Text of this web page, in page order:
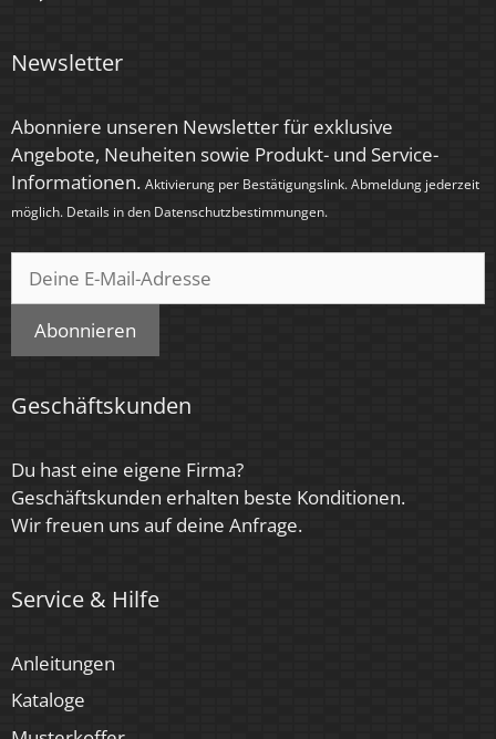
Newsletter
Abonniere unseren Newsletter für exklusive
Angebote, Neuheiten sowie Produkt- und Service-
Informationen. Aktivierung per Bestätigungslink. Abmeldung jederzeit
möglich. Details in den Datenschutzbestimmungen.
Abonnieren
Geschäftskunden
Du hast eine eigene Firma?
Geschäftskunden erhalten beste Konditionen.
Wir freuen uns auf deine Anfrage.
Service & Hilfe
Anleitungen
Kataloge